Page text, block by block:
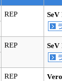
REP SeV
REP SeV
REP